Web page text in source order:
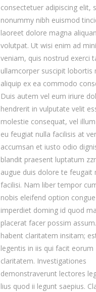
consectetuer adipiscing elit,
nonummy nibh euismod
laoreet dolore magna
volutpat. Ut wisi enim ad
veniam, quis nostrud exerci
ullamcorper suscipit lobortis
aliquip ex ea commodo
Duis autem vel eum iriure
hendrerit in vulputate velit
molestie consequat, vel
eu feugiat nulla facilisis at
accumsan et iusto odio
blandit praesent luptatum
augue duis dolore te feugait
facilisi. Nam liber tempor
nobis eleifend option
imperdiet doming id quod
placerat facer possim
habent claritatem insitam;
legentis in iis qui facit eorum
claritatem. Investigationes
demonstraverunt lectores
lius quod ii legunt saepius.